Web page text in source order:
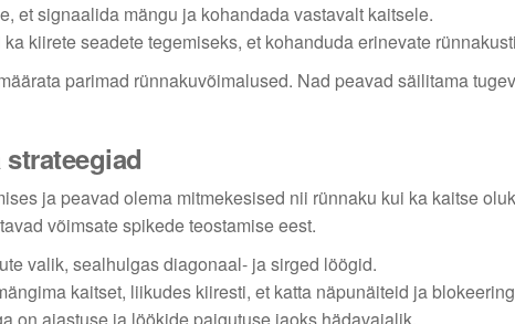
et signaalida mängu ja kohandada vastavalt kaitsele.
kiirete seadete tegemiseks, et kohanduda erinevate
parimad rünnakuvõimalused. Nad peavad säilitama
ja peavad olema mitmekesised nii rünnaku kui ka kaitse
võimsate spikede teostamise eest.
valik, sealhulgas diagonaal- ja sirged löögid.
kaitset, liikudes kiiresti, et katta näpunäiteid ja